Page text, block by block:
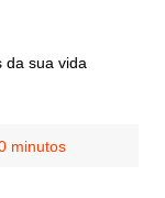
da sua vida
minutos